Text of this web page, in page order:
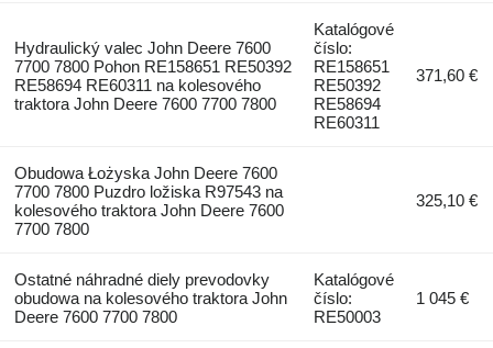
Hydraulický valec John Deere 7600
7700 7800 Pohon RE158651 RE50392
RE58694 RE60311 na kolesového
traktora John Deere 7600 7700 7800
Katalógové
číslo:
RE158651
RE50392
RE58694
RE60311
371,60 €
Obudowa Łożyska John Deere 7600
7700 7800 Puzdro ložiska R97543 na
kolesového traktora John Deere 7600
7700 7800
325,10 €
Ostatné náhradné diely prevodovky
obudowa na kolesového traktora John
Deere 7600 7700 7800
Katalógové
číslo:
RE50003
1 045 €